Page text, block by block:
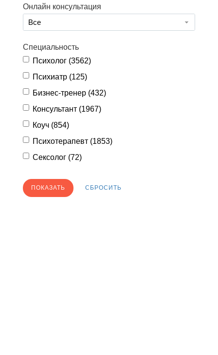
Онлайн консультация
Все
Специальность
Психолог (3562)
Психиатр (125)
Бизнес-тренер (432)
Консультант (1967)
Коуч (854)
Психотерапевт (1853)
Сексолог (72)